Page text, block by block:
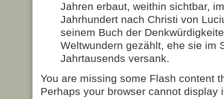
Jahren erbaut, weithin sichtbar,
Jahrhundert nach Christi von
seinem Buch der
Weltwundern gezählt, ehe sie im
Jahrtausends versank.
You are missing some Flash content
Perhaps your browser cannot display